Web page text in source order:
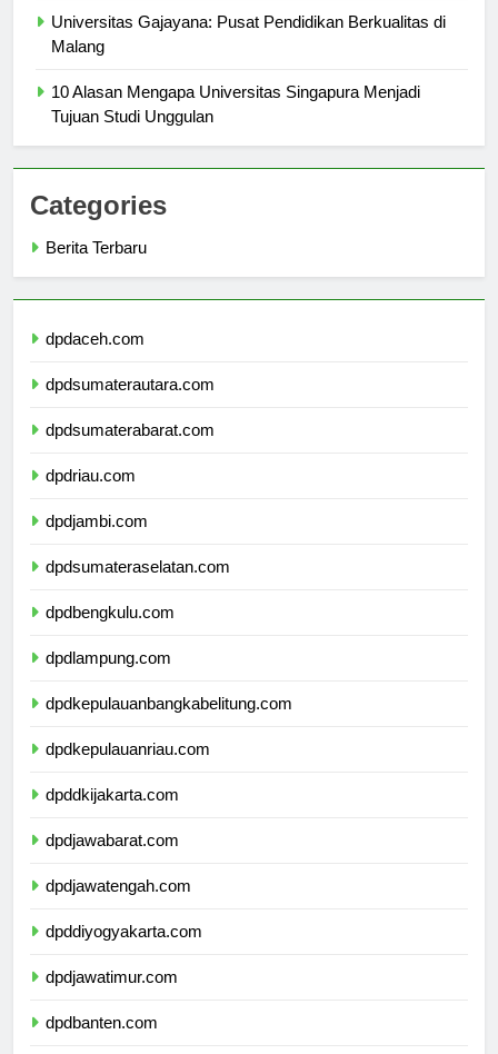
Universitas Gajayana: Pusat Pendidikan Berkualitas di
10 Alasan Mengapa Universitas Singapura Menjadi
Categories